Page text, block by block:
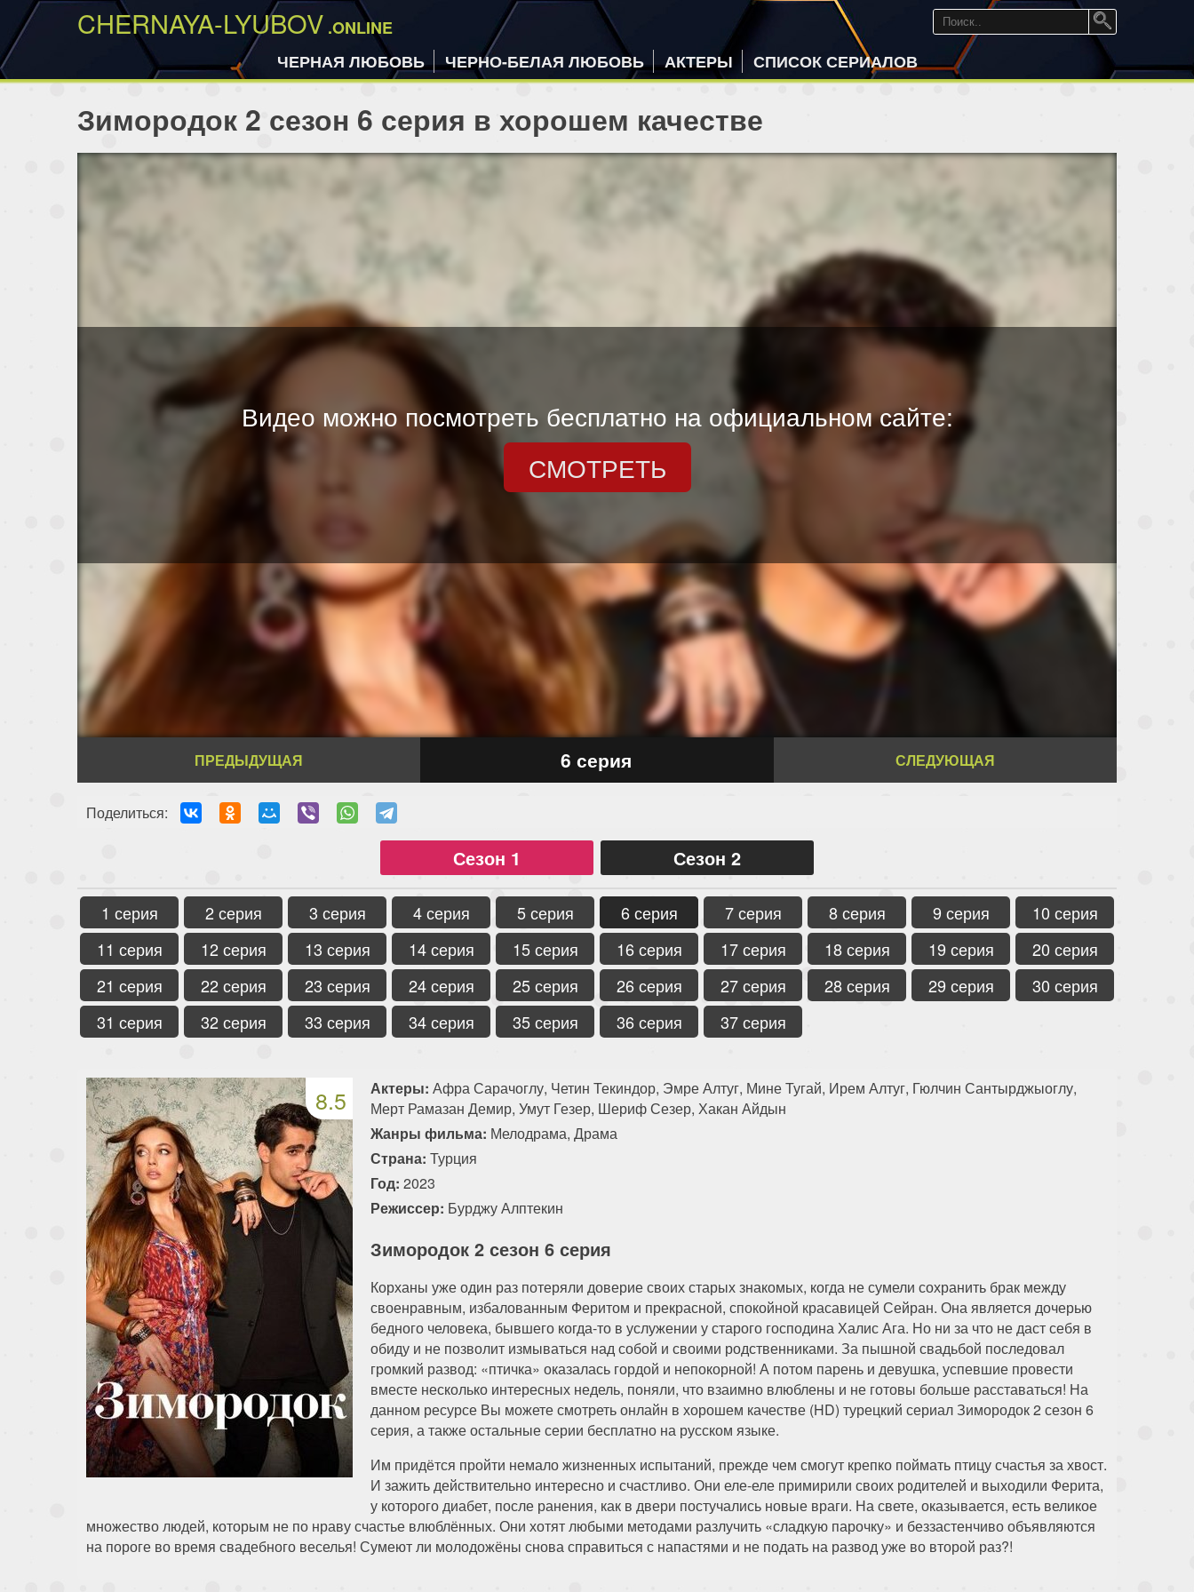
CHERNAYA-LYUBOV .ONLINE
ЧЕРНАЯ ЛЮБОВЬ
ЧЕРНО-БЕЛАЯ ЛЮБОВЬ АКТЕРЫ СПИСОК СЕРИАЛОВ
Зимородок 2 сезон 6 серия в хорошем качестве
Видео можно посмотреть бесплатно на официальном сайте:
СМОТРЕТЬ
ПРЕДЫДУЩАЯ 6 серия СЛЕДУЮЩАЯ
Поделиться:
Сезон 1 Сезон 2
1 серия 2 серия 3 серия 4 серия 5 серия 6 серия 7 серия 8 серия 9 серия
10 серия
11 серия
12 серия 13 серия 14 серия 15 серия 16 серия 17 серия 18 серия 19 серия
20 серия
21 серия
22 серия 23 серия 24 серия 25 серия 26 серия 27 серия 28 серия 29 серия
30 серия
31 серия
32 серия 33 серия 34 серия 35 серия 36 серия 37 серия
8.5 Актеры: Афра Сарачоглу, Четин Текиндор, Эмре Алтуг, Мине Тугай, Ирем Алтуг, Гюлчин Сантырджыоглу,
Мерт Рамазан Демир, Умут Гезер, Шериф Сезер, Хакан Айдын
Жанры фильма: Мелодрама, Драма
Страна: Турция
Год: 2023
Режиссер: Бурджу Алптекин
Зимородок 2 сезон 6 серия
Корханы уже один раз потеряли доверие своих старых знакомых, когда не сумели сохранить брак между
своенравным, избалованным Феритом и прекрасной, спокойной красавицей Сейран. Она является дочерью
бедного человека, бывшего когда-то в услужении у старого господина Халис Ага. Но ни за что не даст себя в
обиду и не позволит измываться над собой и своими родственниками. За пышной свадьбой последовал
громкий развод: «птичка» оказалась гордой и непокорной! А потом парень и девушка, успевшие провести
вместе несколько интересных недель, поняли, что взаимно влюблены и не готовы больше расставаться! На
данном ресурсе Вы можете смотреть онлайн в хорошем качестве (HD) турецкий сериал Зимородок 2 сезон 6
серия, а также остальные серии бесплатно на русском языке.
Им придётся пройти немало жизненных испытаний, прежде чем смогут крепко поймать птицу счастья за хвост.
И зажить действительно интересно и счастливо. Они еле-еле примирили своих родителей и выходили Ферита,
у которого диабет, после ранения, как в двери постучались новые враги. На свете, оказывается, есть великое
множество людей, которым не по нраву счастье влюблённых. Они хотят любыми методами разлучить «сладкую парочку» и беззастенчиво объявляются
на пороге во время свадебного веселья! Сумеют ли молодожёны снова справиться с напастями и не подать на развод уже во второй раз?!